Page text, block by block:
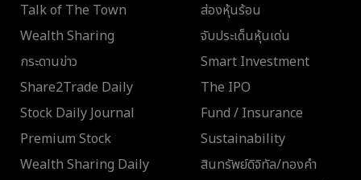
Talk of The Town
Wealth Sharing
กระดานข่าว
Share2Trade Daily
Stock Daily Journal
Premium Stock
Wealth Sharing Daily
ส่องหุ้นร้อน
จับประเด็นหุ้นเด่น
Smart Investment
The IPO
Fund / Insurance
Sustainability
สินทรัพย์ดิจิทัล/ทองคำ